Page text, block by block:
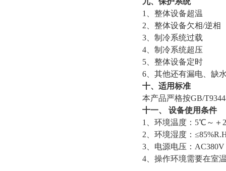
1
、整体设备超温
2、整体设备欠相/逆相
3、制冷系统过载
4、制冷系统超压
5、整体设备定时
6、其他还有漏电、缺
十、适用标准
本产品严格按GB/
十一、 设备使用条件
1
、环境温度：5℃～
2、环境湿度：
3、电源电压：
4 、操作环境需要在室